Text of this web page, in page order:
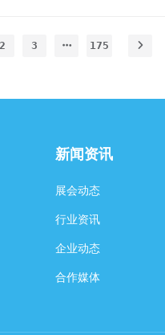
年10月投产，全面达产后
2 3 175
新闻资讯
展会动态
行业资讯
企业动态
合作媒体